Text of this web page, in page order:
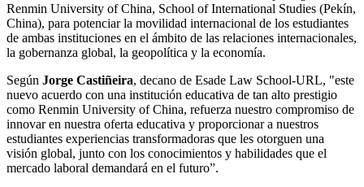
Renmin University of China, School of International Studies (Pekín,
China), para potenciar la movilidad internacional de los estudiantes
de ambas instituciones en el ámbito de las relaciones internacionales,
la gobernanza global, la geopolítica y la economía.
Según Jorge Castiñeira, decano de Esade Law School-URL, "este
nuevo acuerdo con una institución educativa de tan alto prestigio
como Renmin University of China, refuerza nuestro compromiso de
innovar en nuestra oferta educativa y proporcionar a nuestros
estudiantes experiencias transformadoras que les otorguen una
visión global, junto con los conocimientos y habilidades que el
mercado laboral demandará en el futuro”.